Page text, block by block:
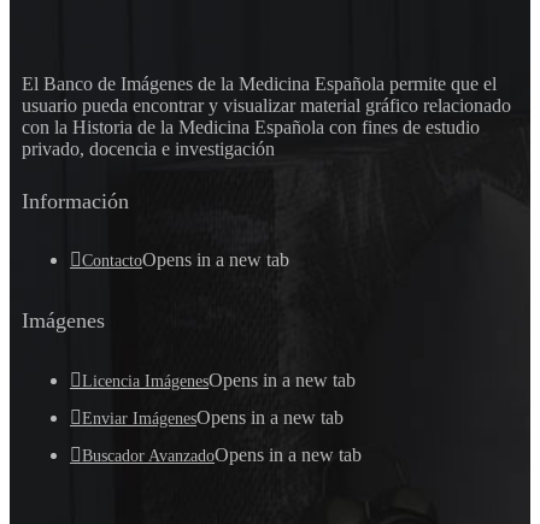
El Banco de Imágenes de la Medicina Española permite que el
usuario pueda encontrar y visualizar material gráfico relacionado
con la Historia de la Medicina Española con fines de estudio
privado, docencia e investigación
Información
ContactoOpens in a new tab
Imágenes
Licencia ImágenesOpens in a new tab
Enviar ImágenesOpens in a new tab
Buscador AvanzadoOpens in a new tab